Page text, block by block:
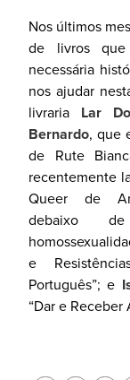
Nos últimos
de livros
necessária
nos ajudar
livraria Lar
Bernardo, que
de Rute
recentemente
Queer de
debaixo
e
Português”; e
“Dar e Receber